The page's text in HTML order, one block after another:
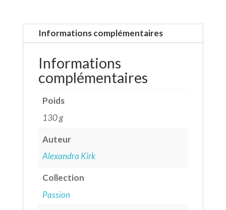
Informations complémentaires
Informations
complémentaires
Poids
130 g
Auteur
Alexandra Kirk
Collection
Passion